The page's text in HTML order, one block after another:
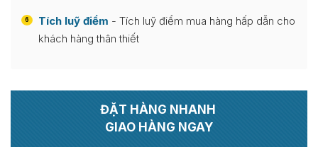
6 Tích luỹ điểm - Tích luỹ điểm mua hàng hấp dẫn cho
khách hàng thân thiết
ĐẶT HÀNG NHANH
GIAO HÀNG NGAY